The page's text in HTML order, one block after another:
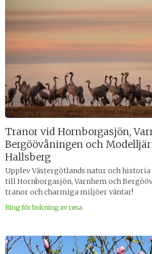
Tranor vid Hornborgasjön,
Bergöövåningen och
Hallsberg
Upplev Västergötlands natur och historia
till Hornborgasjön, Varnhem och
tranor och charmiga miljöer väntar!
Ring för bokning av resa